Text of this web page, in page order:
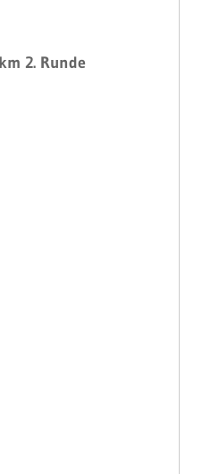
2. Runde